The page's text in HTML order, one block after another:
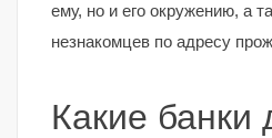
ему, но и его окружению, а
незнакомцев по адресу
Какие банки